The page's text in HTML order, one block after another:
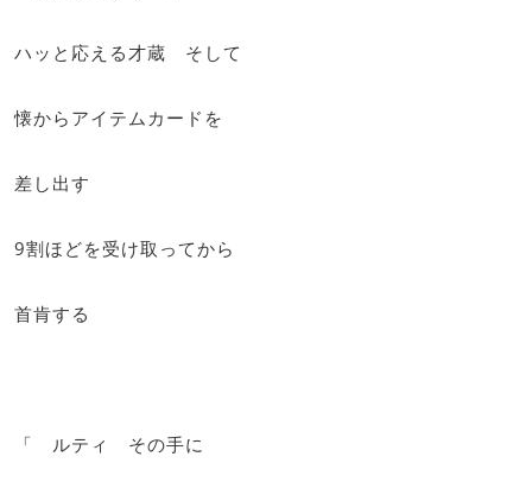
ハッと応える才蔵 そして
懐からアイテムカードを
差し出す
9割ほどを受け取ってから
首肯する
「 ルティ その手に